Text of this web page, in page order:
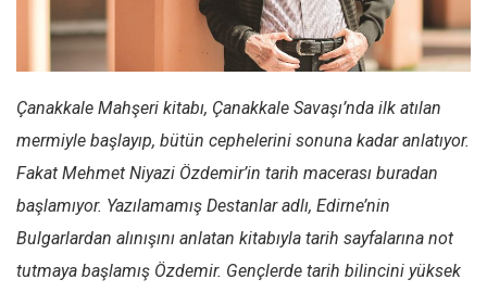
Instagram
Editörden
Kemal Özer
Mahmut Toptaş
Yvonne Ridley
Çanakkale Mahşeri kitabı, Çanakkale Savaşı’nda ilk atılan
mermiyle başlayıp, bütün cephelerini sonuna kadar anlatıyor.
Fakat Mehmet Niyazi Özdemir’in tarih macerası buradan
başlamıyor. Yazılamamış Destanlar adlı, Edirne’nin
Bulgarlardan alınışını anlatan kitabıyla tarih sayfalarına not
tutmaya başlamış Özdemir. Gençlerde tarih bilincini yüksek